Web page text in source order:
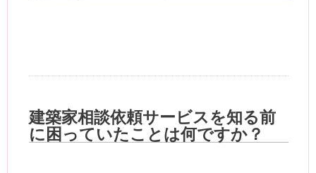
建築家相談依頼サービスを知る前
に困っていたことは何ですか？